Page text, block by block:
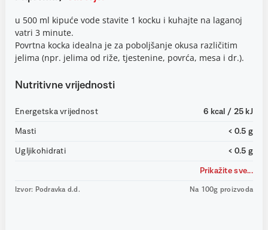
u 500 ml kipuće vode stavite 1 kocku i kuhajte na laganoj
vatri 3 minute.
Povrtna kocka idealna je za poboljšanje okusa različitim
jelima (npr. jelima od riže, tjestenine, povrća, mesa i dr.).
Nutritivne vrijednosti
Energetska vrijednost 6 kcal / 25 kJ
Masti < 0.5 g
Ugljikohidrati < 0.5 g
Prikažite sve...
Izvor: Podravka d.d. Na 100g proizvoda